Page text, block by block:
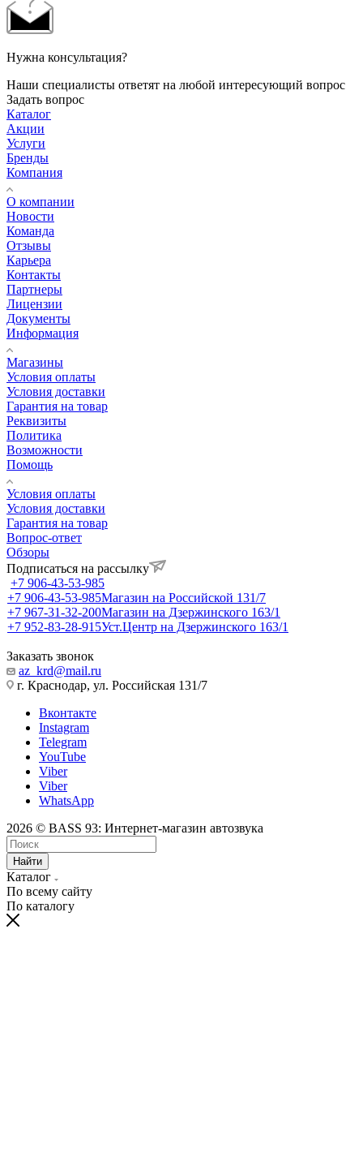
Нужна консультация?
Наши специалисты ответят на любой интересующий вопрос
Задать вопрос
Каталог
Акции
Услуги
Бренды
Компания
О компании
Новости
Команда
Отзывы
Карьера
Контакты
Партнеры
Лицензии
Документы
Информация
Магазины
Условия оплаты
Условия доставки
Гарантия на товар
Реквизиты
Политика
Возможности
Помощь
Условия оплаты
Условия доставки
Гарантия на товар
Вопрос-ответ
Обзоры
Подписаться на рассылку
+7 906-43-53-985
+7 906-43-53-985Магазин на Российской 131/7
+7 967-31-32-200Магазин на Дзержинского 163/1
+7 952-83-28-915Уст.Центр на Дзержинского 163/1
Заказать звонок
az_krd@mail.ru
г. Краснодар, ул. Российская 131/7
Вконтакте
Instagram
Telegram
YouTube
Viber
Viber
WhatsApp
2026 © BASS 93: Интернет-магазин автозвука
Найти
Каталог
По всему сайту
По каталогу